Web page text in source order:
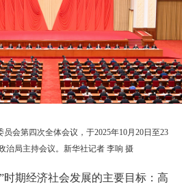
会第四次全体会议，于2025年10月20日至23
治局主持会议。新华社记者 李响 摄
时期经济社会发展的主要目标：高